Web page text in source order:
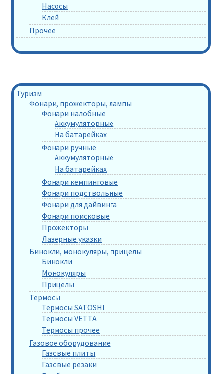
Насосы
Клей
Прочее
Туризм
Фонари, прожекторы, лампы
Фонари налобные
Аккумуляторные
На батарейках
Фонари ручные
Аккумуляторные
На батарейках
Фонари кемпинговые
Фонари подствольные
Фонари для дайвинга
Фонари поисковые
Прожекторы
Лазерные указки
Бинокли, монокуляры, прицелы
Бинокли
Монокуляры
Прицелы
Термосы
Термосы SATOSHI
Термосы VETTA
Термосы прочее
Газовое оборудование
Газовые плиты
Газовые резаки